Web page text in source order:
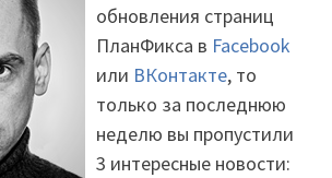
обновления страниц
ПланФикса в Facebook
или ВКонтакте, то
только за последнюю
неделю вы пропустили
3 интересные новости: